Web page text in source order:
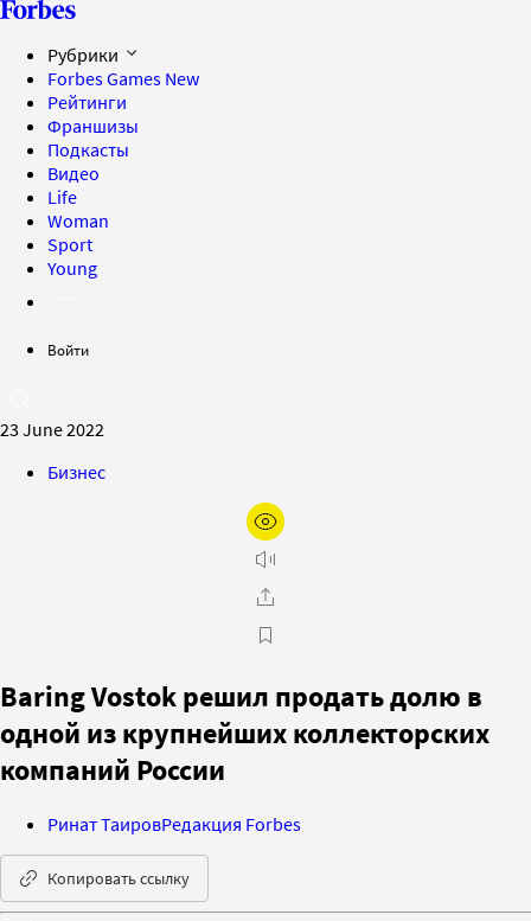
Рубрики
Forbes Games New
Рейтинги
Франшизы
Подкасты
Видео
Life
Woman
Sport
Young
Войти
23 June 2022
Бизнес
Baring Vostok решил продать долю в
одной из крупнейших коллекторских
компаний России
Ринат ТаировРедакция Forbes
Копировать ссылку